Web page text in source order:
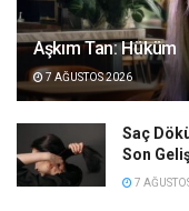
Aşkım Tan: Hüküm
7 AĞUSTOS 2026
Saç
Son
7